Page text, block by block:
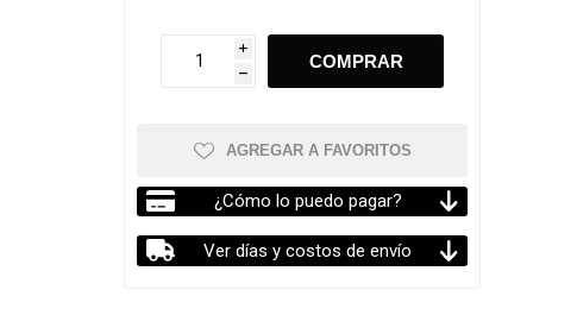
i
h
AGREGAR A FAVORITOS
¿Cómo lo puedo pagar?
Ver días y costos de envío